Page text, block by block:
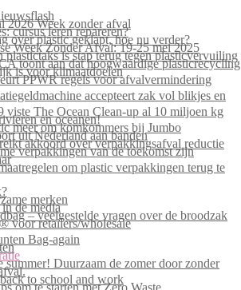
2026 Week zonder afval
cursus leren repareren?
over plastic geklapt, hoe nu verder?
Week Zonder Afval: 19-25 mei 2025
plastictaks is stap terug tegen plasticvervuiling
toont aan dat hoogwaardige plasticrecycling
is voor klimaatdoelen
PPWR regels voor afvalvermindering
accepteert zak vol blikjes en
viste The Ocean Clean-up al 10 miljoen kg
en oceanen!
meer om komkommers bij Jumbo
uit Nederland aan banden
akkoord over verpakkingsafval reductie
verpakkingen van de toekomst zijn
om plastic verpakkingen terug te
merken
de media
– veelgestelde vragen over de broodzak
voor retailers/wholesale
Bag-again
summer! Duurzaam de zomer door zonder
to school and work